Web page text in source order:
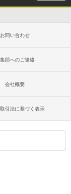
お問い合わせ
部へのご連絡
会社概要
引法に基づく表示